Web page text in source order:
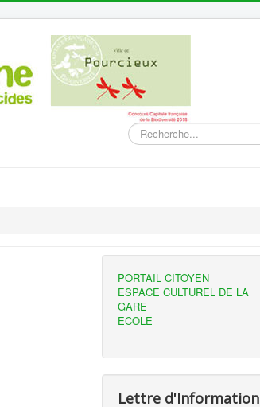
Rechercher
PORTAIL CITOYEN
ESPACE CULTUREL DE LA
GARE
ECOLE
Lettre d'Information